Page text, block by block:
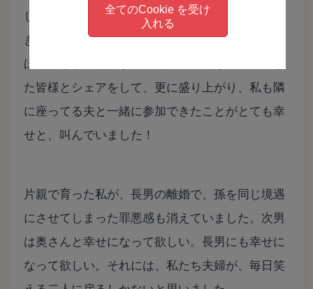
して“パートナーシップが大切”と感じることがで
きました。穏やかに笑ってる夫の姿があり得ない
ほど嬉しかったです。帰りのバスでは、ご一緒し
た皆様とシェアをして、更に盛り上がり、私も隣
に座ってる夫と一緒に参加できたことがとても幸
せと、叫んでいました！
片親で育った私が、長男の離婚で、孫を同じ境遇
にさせてしまった罪悪感も消えていました。次男
は奥さんと幸せになって欲しい。長男にも幸せに
なって欲しい。それには、私たち夫婦が、毎日笑
全てのCookie を受け
入れる